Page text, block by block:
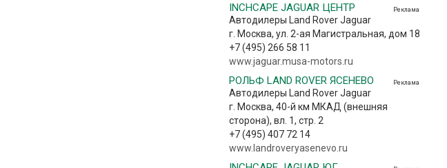
Реклама
INCHCAPE JAGUAR ЦЕНТР
Автодилеры Land Rover Jaguar
г. Москва, ул. 2-ая Магистральная, дом 18
+7 (495) 266 58 11
www.jaguar.musa-motors.ru
Реклама
РОЛЬФ LAND ROVER ЯСЕНЕВО
Автодилеры Land Rover Jaguar
г. Москва, 40-й км МКАД (внешняя
сторона), вл. 1, стр. 2
+7 (495) 407 72 14
www.landroveryasenevo.ru